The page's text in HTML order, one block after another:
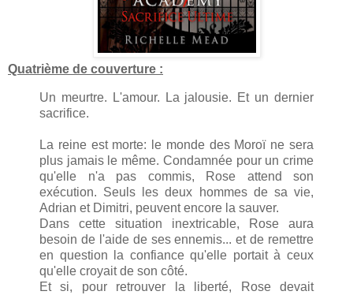
Quatrième de couverture :
Un meurtre. L'amour. La jalousie. Et un dernier
sacrifice.
La reine est morte: le monde des Moroï ne sera
plus jamais le même. Condamnée pour un crime
qu'elle n'a pas commis, Rose attend son
exécution. Seuls les deux hommes de sa vie,
Adrian et Dimitri, peuvent encore la sauver.
Dans cette situation inextricable, Rose aura
besoin de l'aide de ses ennemis... et de remettre
en question la confiance qu'elle portait à ceux
qu'elle croyait de son côté.
Et si, pour retrouver la liberté, Rose devait